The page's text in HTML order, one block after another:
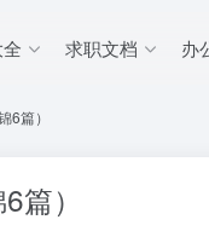
求职文档 办
6篇）
）